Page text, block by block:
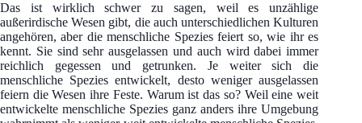
Das ist wirklich schwer zu sagen, weil es unzählige
außerirdische Wesen gibt, die auch unterschiedlichen Kulturen
angehören, aber die menschliche Spezies feiert so, wie ihr es
kennt. Sie sind sehr ausgelassen und auch wird dabei immer
reichlich gegessen und getrunken. Je weiter sich die
menschliche Spezies entwickelt, desto weniger ausgelassen
feiern die Wesen ihre Feste. Warum ist das so? Weil eine weit
entwickelte menschliche Spezies ganz anders ihre Umgebung